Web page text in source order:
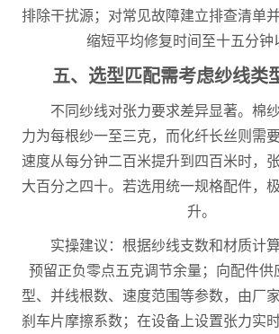
排除干扰源；对常见故障建立排查清单
缩短平均修复时间至十五分钟
五、选型匹配需考虑纱线类
不同纱线对张力要求差异显著。棉
力为每根纱一至三克，而化纤长丝则需
速度从每分钟二百米提升到四百米时，
大百分之四十。若选用统一规格配件，
升。
实操建议：根据纱线支数和材质计
预留正负零点五克调节余量；向配件供
型、并线根数、速度范围等参数，由厂
刹车片摩擦系数；在设备上设置张力实